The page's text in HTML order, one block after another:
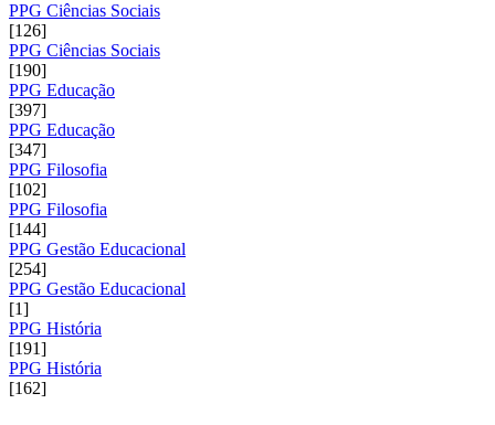
PPG Ciências Sociais
[126]
PPG Ciências Sociais
[190]
PPG Educação
[397]
PPG Educação
[347]
PPG Filosofia
[102]
PPG Filosofia
[144]
PPG Gestão Educacional
[254]
PPG Gestão Educacional
[1]
PPG História
[191]
PPG História
[162]